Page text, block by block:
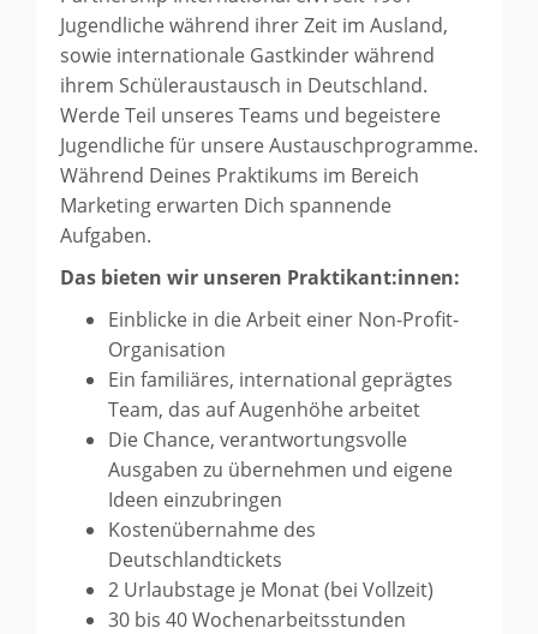
Jugendliche während ihrer Zeit im Ausland,
sowie internationale Gastkinder während
ihrem Schüleraustausch in Deutschland.
Werde Teil unseres Teams und begeistere
Jugendliche für unsere Austauschprogramme.
Während Deines Praktikums im Bereich
Marketing erwarten Dich spannende
Aufgaben.
Das bieten wir unseren Praktikant:innen:
Einblicke in die Arbeit einer Non-Profit-
Organisation
Ein familiäres, international geprägtes
Team, das auf Augenhöhe arbeitet
Die Chance, verantwortungsvolle
Ausgaben zu übernehmen und eigene
Ideen einzubringen
Kostenübernahme des
Deutschlandtickets
2 Urlaubstage je Monat (bei Vollzeit)
30 bis 40 Wochenarbeitsstunden